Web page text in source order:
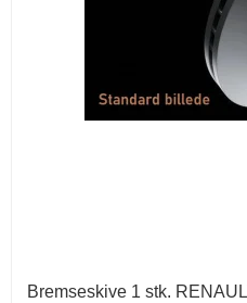
Bremseskive 1 stk.